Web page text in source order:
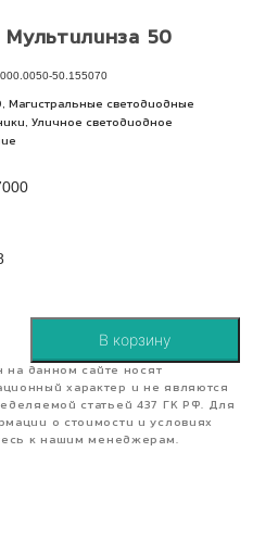
50
50.155070
Магистральные светодиодные
Уличное светодиодное
В корзину
на данном сайте носят
характер и не являются
статьей 437 ГК РФ. Для
о стоимости и условиях
к нашим менеджерам.